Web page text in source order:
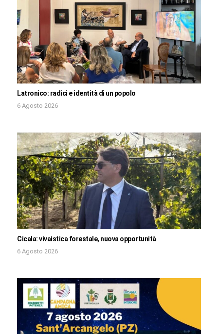
Latronico: radici e identità di un popolo
6 Agosto 2026
Cicala: vivaistica forestale, nuova opportunità
6 Agosto 2026